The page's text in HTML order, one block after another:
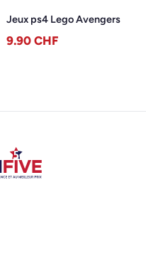
Jeux ps4 Lego Avengers
9.90 CHF